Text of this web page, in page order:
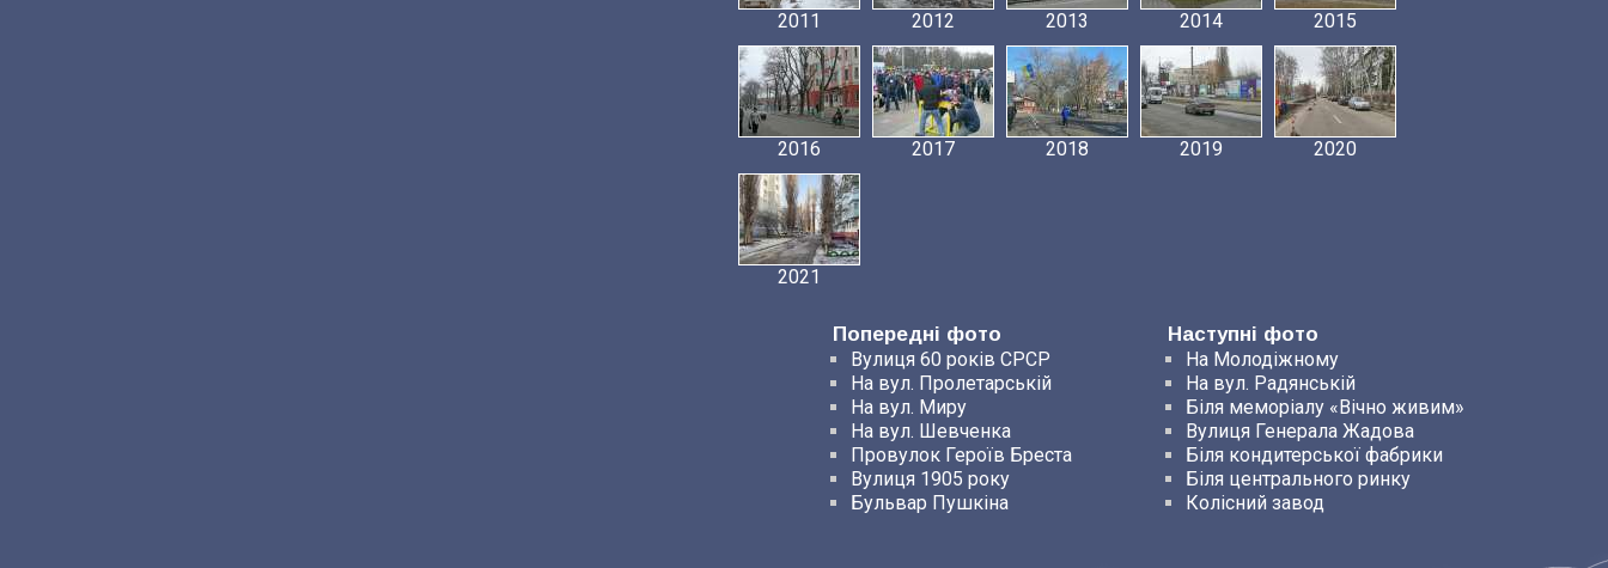
2011 2012 2013 2014 2015
2016 2017 2018 2019 2020
2021
Попередні фото
Наступні фото
Вулиця 60 років СРСР
На вул. Пролетарській
На вул. Миру
На вул. Шевченка
Провулок Героїв Бреста
Вулиця 1905 року
Бульвар Пушкіна
На Молодіжному
На вул. Радянській
Біля меморіалу «Вічно живим»
Вулиця Генерала Жадова
Біля кондитерської фабрики
Біля центрального ринку
Колісний завод